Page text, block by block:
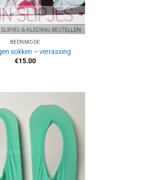
BEENMODE
sokken – verrassing
€15.00
verlanglijst
toevoegen